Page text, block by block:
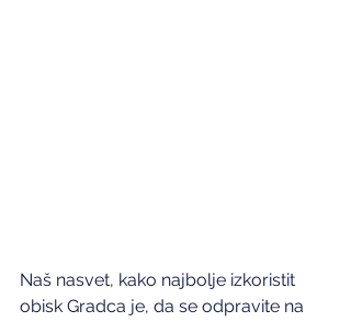
Naš nasvet, kako najbolje izkoristit
obisk Gradca je, da se odpravite na